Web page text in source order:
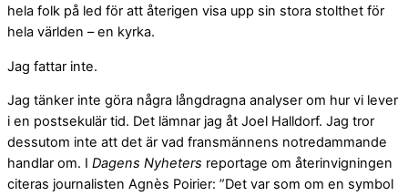
hela folk på led för att återigen visa upp sin stora stolthet för
hela världen – en kyrka.
Jag fattar inte.
Jag tänker inte göra några långdragna analyser om hur vi lever
i en postsekulär tid. Det lämnar jag åt Joel Halldorf. Jag tror
dessutom inte att det är vad fransmännens notredammande
handlar om. I Dagens Nyheters reportage om återinvigningen
citeras journalisten Agnès Poirier: ”Det var som om en symbol